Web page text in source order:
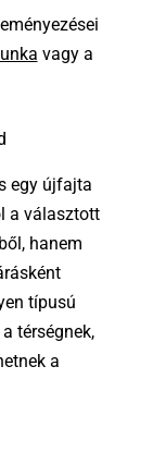
vagy a
egy újfajta
a választott
hanem
típusú
térségnek,
a